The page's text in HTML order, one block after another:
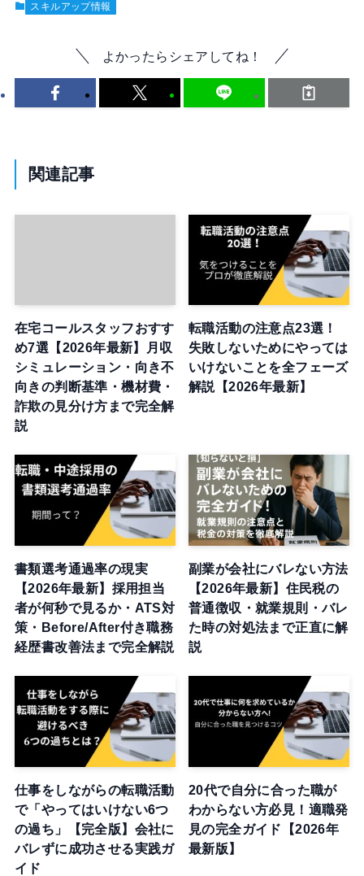
スキルアップ情報
よかったらシェアしてね！
関連記事
在宅コールスタッフおすす
め7選【2026年最新】月収
シミュレーション・向き不
向きの判断基準・機材費・
詐欺の見分け方まで完全解
説
転職活動の注意点23選！
失敗しないためにやっては
いけないことを全フェーズ
解説【2026年最新】
書類選考通過率の現実
【2026年最新】採用担当
者が何秒で見るか・ATS対
策・Before/After付き職務
経歴書改善法まで完全解説
副業が会社にバレない方法
【2026年最新】住民税の
普通徴収・就業規則・バレ
た時の対処法まで正直に解
説
仕事をしながらの転職活動
で「やってはいけない6つ
の過ち」【完全版】会社に
バレずに成功させる実践ガ
イド
20代で自分に合った職が
わからない方必見！適職発
見の完全ガイド【2026年
最新版】